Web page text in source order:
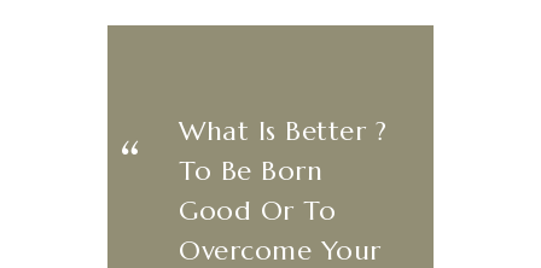
​‌“
What Is Better ?
To Be Born
Good Or To
Overcome Your